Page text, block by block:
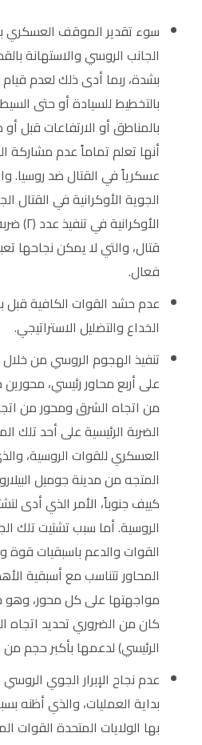
سوء تقدير الموقف العسكري
الجانب الروسي والاستهانة
بشدة، ربما أدى ذلك لعدم قيام
بالتخطيط للسيادة أو حتى
بالمناطق أو الارتفاعات قبل
أنها تعلم تماماً عدم مشاركة
عسكرياً في القتال ضد روسيا.
الجوية الأوكرانية في القتال
قتال، والتي لا يمكن نجاحها
فعال.
عدم حشد القوات الكافية قبل
الخداع والتضليل الاستراتيجي.
تنفيذ الهجوم الروسي من
على أربع محاور رئيسي،
من اتجاه الشرق ومحور من
الضربة الرئيسية على أحد تلك
العسكري للقوات الروسية،
المتجه من مدينة جوميل
كييف جنوباً، الأمر الذي أدى
الروسية. أما سبب تشتيت تلك
القوات والدعم باسبقيات
المحاور تتناسب مع أسبقية
مواجهتها على كل محور،
كان من الضروري تحديد اتجاه
الرئيسي) لدعمها بأكبر حجم
عدم نجاح الإبرار الجوي
بداية العمليات، والذي أظنه
بها الولايات المتحدة القوات